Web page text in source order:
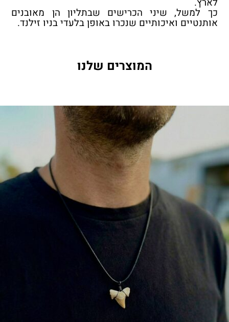
כך למשל, שיני הכרישים שבתליון הן מאובנים
אותנטיים ואיכותיים שנכרו באופן בלעדי בניו זילנד.
המוצרים שלנו